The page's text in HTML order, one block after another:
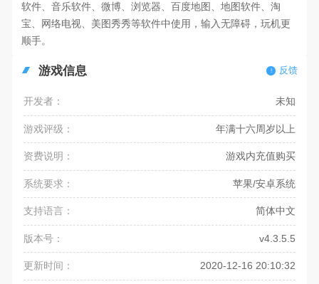
软件、音乐软件、微博、浏览器、百度地图、地图软件、淘
宝、网络电视、美图秀秀等软件中使用，输入无障碍，玩机更
顺手。
游戏信息 反馈
开发者： 未知
游戏评级： 年满十六周岁以上
资费说明： 游戏内充值购买
系统要求： 苹果/安卓系统
支持语言： 简体中文
版本号： v4.3.5.5
更新时间： 2020-12-16 20:10:32